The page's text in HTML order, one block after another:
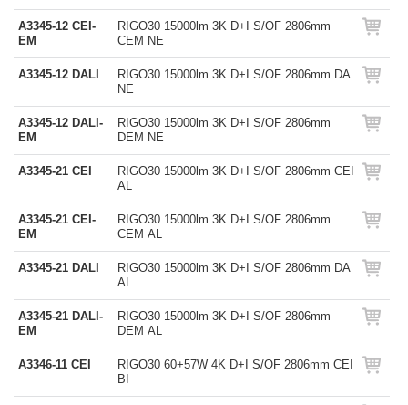
A3345-12 CEI-
EM
RIGO30 15000lm 3K D+I S/OF 2806mm
CEM NE
A3345-12 DALI
RIGO30 15000lm 3K D+I S/OF 2806mm DA
NE
A3345-12 DALI-
EM
RIGO30 15000lm 3K D+I S/OF 2806mm
DEM NE
A3345-21 CEI
RIGO30 15000lm 3K D+I S/OF 2806mm CEI
AL
A3345-21 CEI-
EM
RIGO30 15000lm 3K D+I S/OF 2806mm
CEM AL
A3345-21 DALI
RIGO30 15000lm 3K D+I S/OF 2806mm DA
AL
A3345-21 DALI-
EM
RIGO30 15000lm 3K D+I S/OF 2806mm
DEM AL
A3346-11 CEI
RIGO30 60+57W 4K D+I S/OF 2806mm CEI
BI